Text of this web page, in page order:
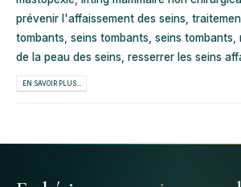
prévenir l'affaissement des seins
tombants seins tombants seins tombants
de la peau des seins resserrer les seins
EN SAVOIR PLUS...